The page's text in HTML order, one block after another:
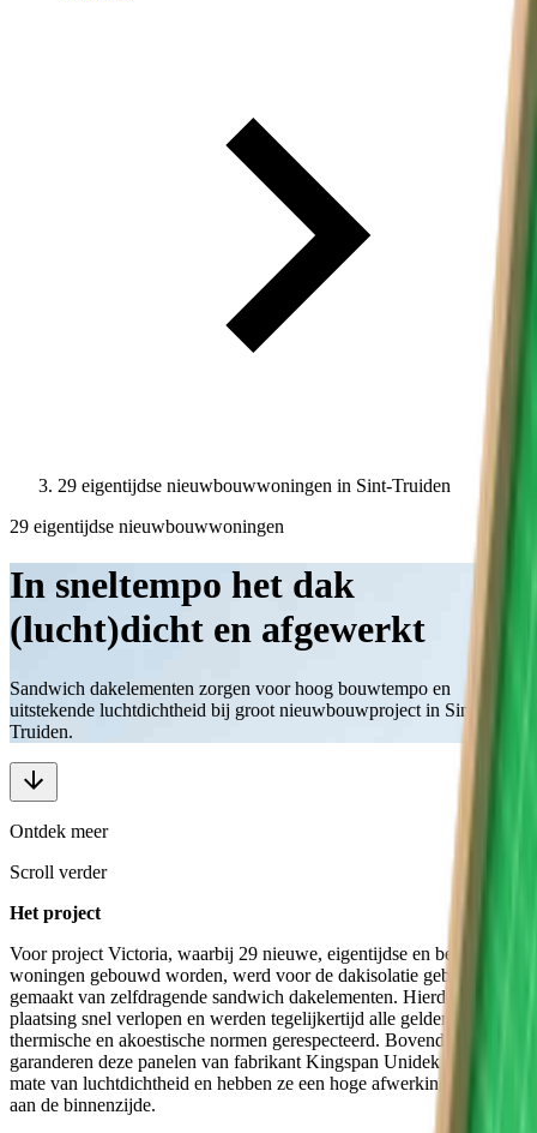
29 eigentijdse nieuwbouwwoningen in Sint-Truiden
29 eigentijdse nieuwbouwwoningen
In sneltempo het dak
(lucht)dicht en afgewerkt
Sandwich dakelementen zorgen voor hoog bouwtempo en
uitstekende luchtdichtheid bij groot nieuwbouwproject in Sint-
Truiden.
Ontdek meer
Scroll verder
Het project
Voor project Victoria, waarbij 29 nieuwe, eigentijdse en betaalbare
woningen gebouwd worden, werd voor de dakisolatie gebruik
gemaakt van zelfdragende sandwich dakelementen. Hierdoor kon de
plaatsing snel verlopen en werden tegelijkertijd alle geldende
thermische en akoestische normen gerespecteerd. Bovendien
garanderen deze panelen van fabrikant Kingspan Unidek een hoge
mate van luchtdichtheid en hebben ze een hoge afwerkingsgraad
aan de binnenzijde.